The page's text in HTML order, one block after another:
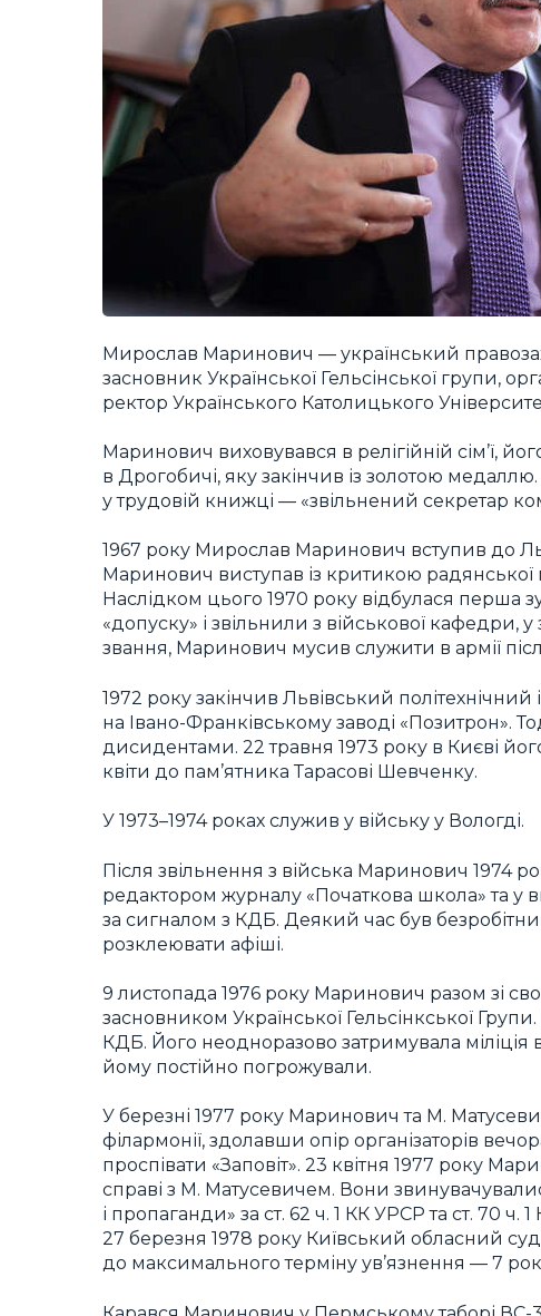
Мирослав Маринович — український
засновник Української Гельсінської групи,
ректор Українського Католицького
Маринович виховувався в релігійній сім’ї,
в Дрогобичі, яку закінчив із золотою
у трудовій книжці — «звільнений секретар
1967 року Мирослав Маринович вступив до
Маринович виступав із критикою радянської
Наслідком цього 1970 року відбулася перша
«допуску» і звільнили з військової
звання, Маринович мусив служити в армії
1972 року закінчив Львівський
на Івано-Франківському заводі «Позитрон».
дисидентами. 22 травня 1973 року в Києві
квіти до пам’ятника Тарасові Шевченку.
У 1973–1974 роках служив у війську у Вологді.
Після звільнення з війська Маринович 1974
редактором журналу «Початкова школа» та у
за сигналом з КДБ. Деякий час був
розклеювати афіші.
9 листопада 1976 року Маринович разом зі
засновником Української Гельсінкської
КДБ. Його неодноразово затримувала міліція
йому постійно погрожували.
У березні 1977 року Маринович та М.
філармонії, здолавши опір організаторів
проспівати «Заповіт». 23 квітня 1977 року
справі з М. Матусевичем. Вони
і пропаганди» за ст. 62 ч. 1 КК УРСР та ст. 70 ч.
27 березня 1978 року Київський обласний
до максимального терміну ув’язнення — 7